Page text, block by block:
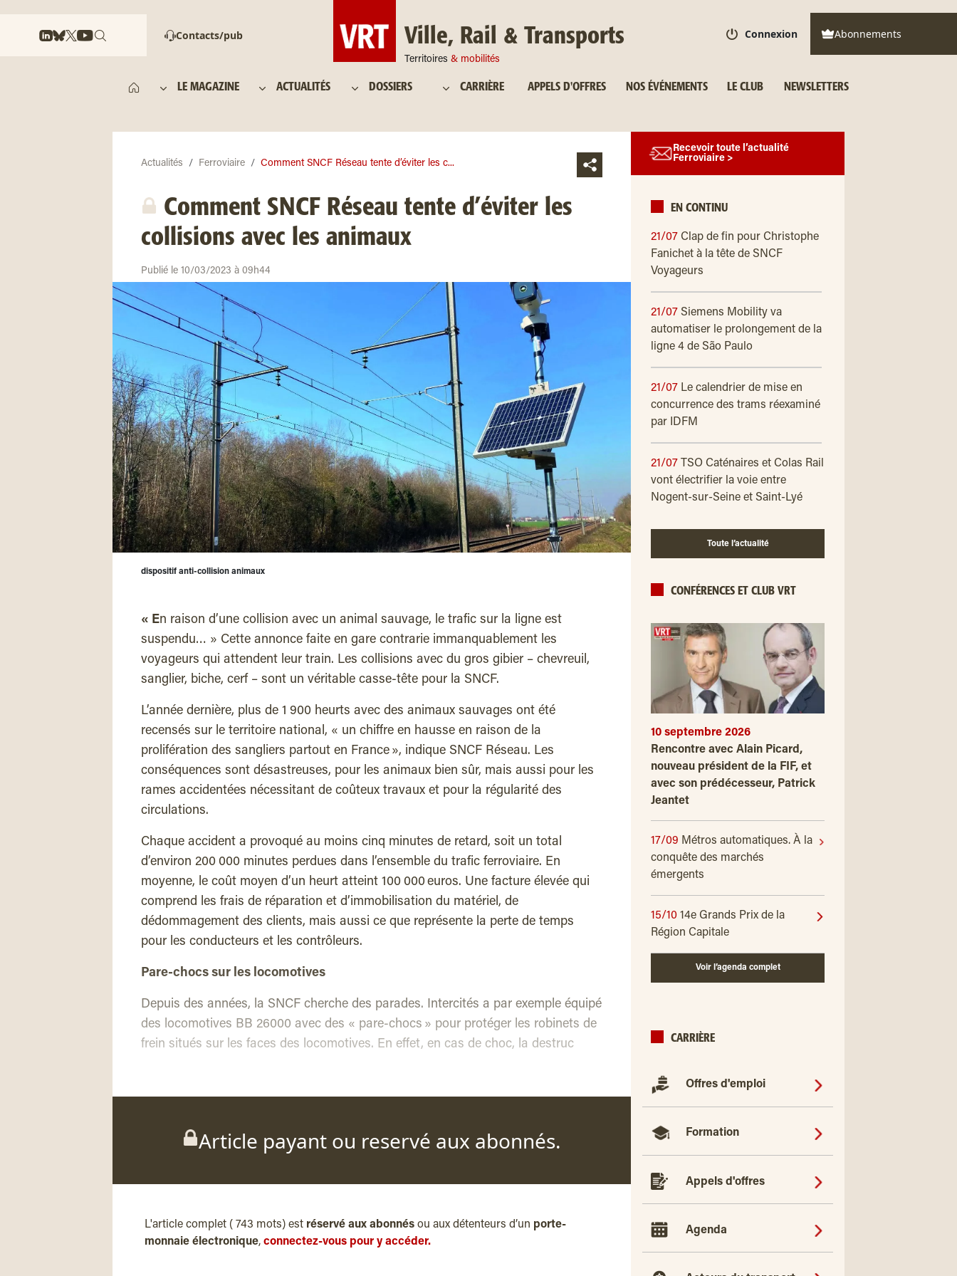
Contacts/pub Ville, Rail & Transports
Territoires & mobilités
Connexion Abonnements
LE MAGAZINE ACTUALITÉS DOSSIERS CARRIÈRE APPELS D'OFFRES NOS ÉVÉNEMENTS LE CLUB NEWSLETTERS
Actualités Ferroviaire Comment SNCF Réseau tente d’éviter les c...
Comment SNCF Réseau tente d’éviter les
collisions avec les animaux
Publié le 10/03/2023 à 09h44
dispositif anti-collision animaux
« En raison d’une collision avec un animal sauvage, le trafic sur la ligne est
suspendu… » Cette annonce faite en gare contrarie immanquablement les
voyageurs qui attendent leur train. Les collisions avec du gros gibier – chevreuil,
sanglier, biche, cerf – sont un véritable casse-tête pour la SNCF.
L’année dernière, plus de 1 900 heurts avec des animaux sauvages ont été
recensés sur le territoire national, « un chiffre en hausse en raison de la
prolifération des sangliers partout en France », indique SNCF Réseau. Les
conséquences sont désastreuses, pour les animaux bien sûr, mais aussi pour les
rames accidentées nécessitant de coûteux travaux et pour la régularité des
circulations.
Chaque accident a provoqué au moins cinq minutes de retard, soit un total
d’environ 200 000 minutes perdues dans l’ensemble du trafic ferroviaire. En
moyenne, le coût moyen d’un heurt atteint 100 000 euros. Une facture élevée qui
comprend les frais de réparation et d’immobilisation du matériel, de
dédommagement des clients, mais aussi ce que représente la perte de temps
pour les conducteurs et les contrôleurs.
Pare-chocs sur les locomotives
Depuis des années, la SNCF cherche des parades. Intercités a par exemple équipé
des locomotives BB 26000 avec des « pare-chocs » pour protéger les robinets de
frein situés sur les faces des locomotives. En effet, en cas de choc, la destruc
Article payant ou reservé aux abonnés.
L'article complet ( 743 mots) est réservé aux abonnés ou aux détenteurs d’un porte-
monnaie électronique, connectez-vous pour y accéder.
Recevoir toute l’actualité
Ferroviaire >
EN CONTINU
21/07 Clap de fin pour Christophe
Fanichet à la tête de SNCF
Voyageurs
21/07 Siemens Mobility va
automatiser le prolongement de la
ligne 4 de São Paulo
21/07 Le calendrier de mise en
concurrence des trams réexaminé
par IDFM
21/07
TSO Caténaires et Colas Rail
vont électrifier la voie entre
Nogent-sur-Seine et Saint-Lyé
Toute l’actualité
CONFÉRENCES ET CLUB VRT
10 septembre 2026
Rencontre avec Alain Picard,
nouveau président de la FIF, et
avec son prédécesseur, Patrick
Jeantet
17/09 Métros automatiques. À la
conquête des marchés
émergents
15/10 14e Grands Prix de la
Région Capitale
Voir l’agenda complet
CARRIÈRE
Offres d'emploi
Formation
Appels d'offres
Agenda